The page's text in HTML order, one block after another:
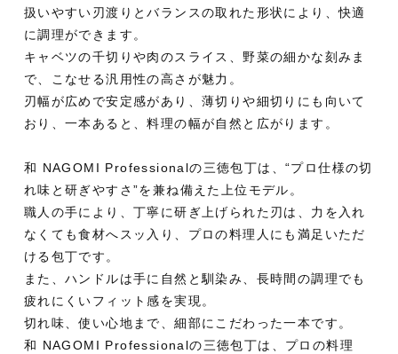
扱いやすい刃渡りとバランスの取れた形状により、快適
に調理ができます。
キャベツの千切りや肉のスライス、野菜の細かな刻みま
で、こなせる汎用性の高さが魅力。
刃幅が広めで安定感があり、薄切りや細切りにも向いて
おり、一本あると、料理の幅が自然と広がります。
和 NAGOMI Professionalの三徳包丁は、“プロ仕様の切
れ味と研ぎやすさ”を兼ね備えた上位モデル。
職人の手により、丁寧に研ぎ上げられた刃は、力を入れ
なくても食材へスッ入り、プロの料理人にも満足いただ
ける包丁です。
また、ハンドルは手に自然と馴染み、長時間の調理でも
疲れにくいフィット感を実現。
切れ味、使い心地まで、細部にこだわった一本です。
和 NAGOMI Professionalの三徳包丁は、プロの料理